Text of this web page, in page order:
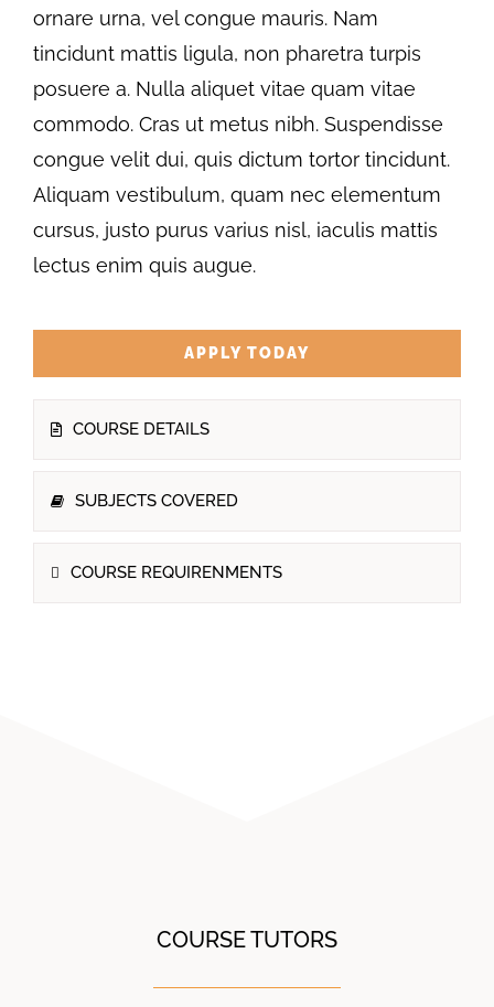
ornare urna, vel congue mauris. Nam
tincidunt mattis ligula, non pharetra turpis
posuere a. Nulla aliquet vitae quam vitae
commodo. Cras ut metus nibh. Suspendisse
congue velit dui, quis dictum tortor tincidunt.
Aliquam vestibulum, quam nec elementum
cursus, justo purus varius nisl, iaculis mattis
lectus enim quis augue.
APPLY TODAY
COURSE DETAILS
SUBJECTS COVERED
COURSE REQUIRENMENTS
COURSE TUTORS